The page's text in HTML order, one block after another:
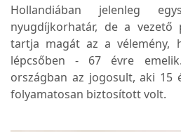
Hollandiában jelenleg
nyugdíjkorhatár, de a
tartja magát az a vélemény,
lépcsőben - 67 évre
országban az jogosult, aki 15
folyamatosan biztosított volt.